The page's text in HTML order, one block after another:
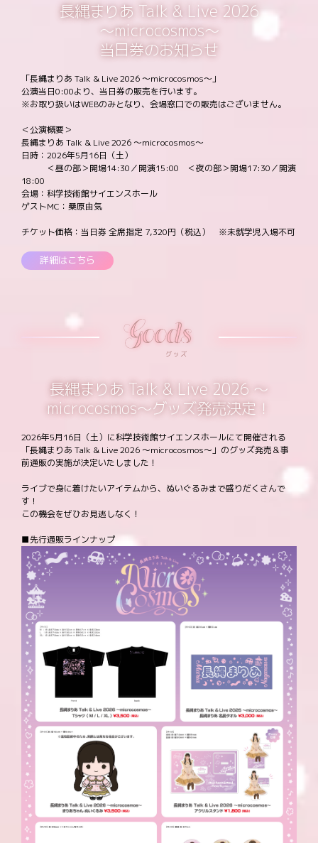
長縄まりあ Talk & Live 2026
～microcosmos～
当日券のお知らせ
「長縄まりあ Talk & Live 2026 ～microcosmos～」
公演当日0:00より、当日券の販売を行います。
※お取り扱いはWEBのみとなり、会場窓口での販売はございません。
＜公演概要＞
長縄まりあ Talk & Live 2026 ～microcosmos～
日時：2026年5月16日（土）
＜昼の部＞開場14:30／開演15:00 ＜夜の部＞開場17:30／開演
18:00
会場：科学技術館サイエンスホール
ゲストMC：桑原由気
チケット価格：当日券 全席指定 7,320円（税込） ※未就学児入場不可
詳細はこちら
長縄まりあ Talk & Live 2026 ～
microcosmos～グッズ発売決定！
2026年5月16日（土）に科学技術館サイエンスホールにて開催される
「長縄まりあ Talk & Live 2026 ～microcosmos～」のグッズ発売＆事
前通販の実施が決定いたしました！
ライブで身に着けたいアイテムから、ぬいぐるみまで盛りだくさんで
す！
この機会をぜひお見逃しなく！
■先行通販ラインナップ